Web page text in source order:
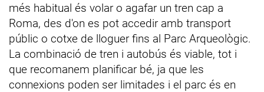
més habitual és volar o agafar un tren cap a
Roma, des d'on es pot accedir amb transport
públic o cotxe de lloguer fins al Parc Arqueològic.
La combinació de tren i autobús és viable, tot i
que recomanem planificar bé, ja que les
connexions poden ser limitades i el parc és en